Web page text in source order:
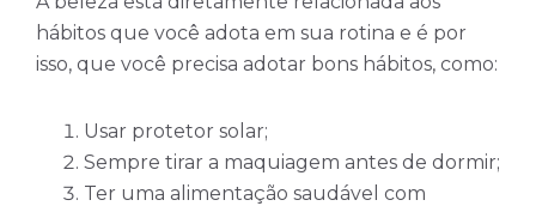
hábitos que você adota em sua rotina e é por
isso, que você precisa adotar bons hábitos, como:
Usar protetor solar;
Sempre tirar a maquiagem antes de dormir;
Ter uma alimentação saudável com